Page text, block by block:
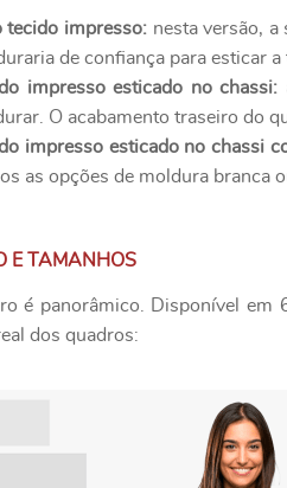
tecido impresso:nesta versão, a
de confiança para esticar
impresso esticado no chassi:
O acabamento traseiro do
impresso esticado no chassi
as opções de moldura branca
E TAMANHOS
é panorâmico. Disponível
dos quadros: